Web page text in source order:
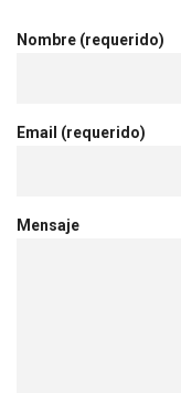
Nombre (requerido)
Email (requerido)
Mensaje